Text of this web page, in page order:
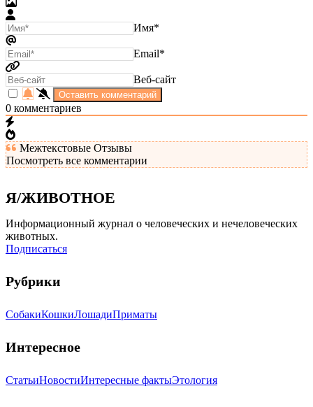
Имя*
Email*
Веб-сайт
0 комментариев
Межтекстовые Отзывы
Посмотреть все комментарии
Я/ЖИВОТНОЕ
Информационный журнал о человеческих и нечеловеческих
животных.
Подписаться
Рубрики
СобакиКошкиЛошадиПриматы
Интересное
СтатьиНовостиИнтересные фактыЭтология